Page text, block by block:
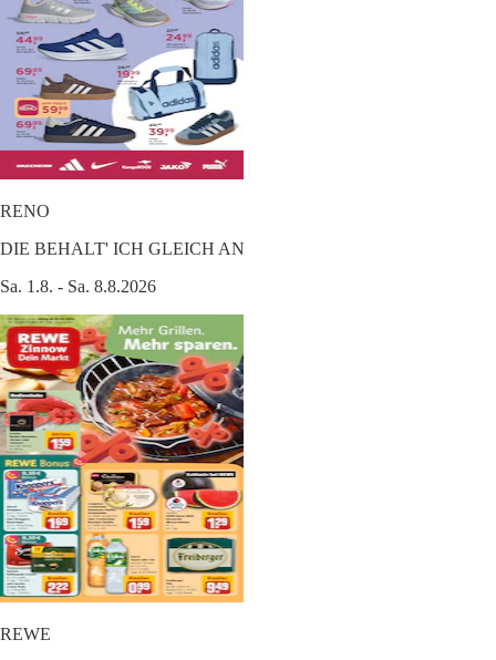
RENO
DIE BEHALT' ICH GLEICH AN
Sa. 1.8. - Sa. 8.8.2026
REWE